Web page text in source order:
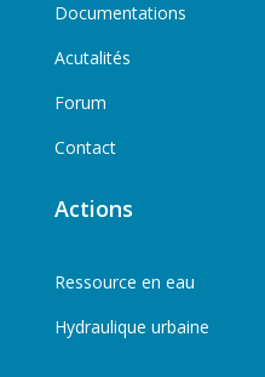
Documentations
Acutalités
Forum
Contact
Actions
Ressource en eau
Hydraulique urbaine